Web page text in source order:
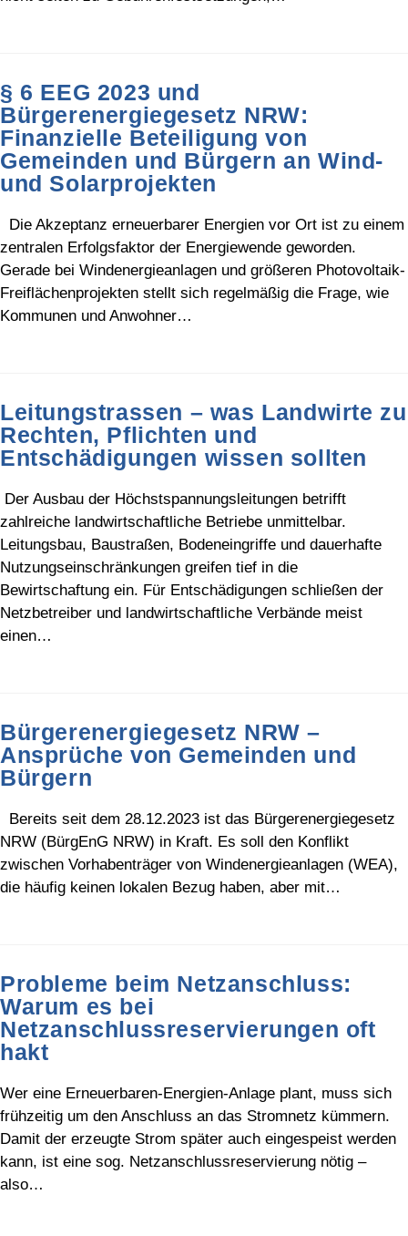
§ 6 EEG 2023 und
Bürgerenergiegesetz NRW:
Finanzielle Beteiligung von
Gemeinden und Bürgern an Wind-
und Solarprojekten
Die Akzeptanz erneuerbarer Energien vor Ort ist zu einem
zentralen Erfolgsfaktor der Energiewende geworden.
Gerade bei Windenergieanlagen und größeren Photovoltaik-
Freiflächenprojekten stellt sich regelmäßig die Frage, wie
Kommunen und Anwohner…
Leitungstrassen – was Landwirte zu
Rechten, Pflichten und
Entschädigungen wissen sollten
Der Ausbau der Höchstspannungsleitungen betrifft
zahlreiche landwirtschaftliche Betriebe unmittelbar.
Leitungsbau, Baustraßen, Bodeneingriffe und dauerhafte
Nutzungseinschränkungen greifen tief in die
Bewirtschaftung ein. Für Entschädigungen schließen der
Netzbetreiber und landwirtschaftliche Verbände meist
einen…
Bürgerenergiegesetz NRW –
Ansprüche von Gemeinden und
Bürgern
Bereits seit dem 28.12.2023 ist das Bürgerenergiegesetz
NRW (BürgEnG NRW) in Kraft. Es soll den Konflikt
zwischen Vorhabenträger von Windenergieanlagen (WEA),
die häufig keinen lokalen Bezug haben, aber mit…
Probleme beim Netzanschluss:
Warum es bei
Netzanschlussreservierungen oft
hakt
Wer eine Erneuerbaren-Energien-Anlage plant, muss sich
frühzeitig um den Anschluss an das Stromnetz kümmern.
Damit der erzeugte Strom später auch eingespeist werden
kann, ist eine sog. Netzanschlussreservierung nötig –
also…